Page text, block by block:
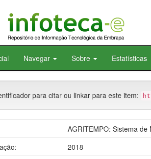
Navegar Sobre Estatísticas
para citar ou linkar para este item:
AGRITEMPO: Sistema
2018